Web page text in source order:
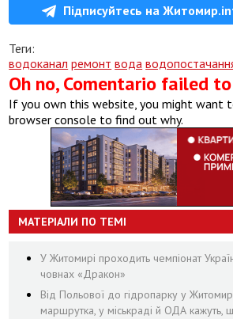
Підписуйтесь на
Теги:
водоканал ремонт вода
Oh no, Comentario failed
If you own this website, you might want
browser console to find out why.
МАТЕРІАЛИ ПО ТЕМІ
У Житомирі проходить чемпіонат
човнах «Дракон»
Від Польової до гідропарку у
маршрутка, у міськраді й ОДА кажуть,